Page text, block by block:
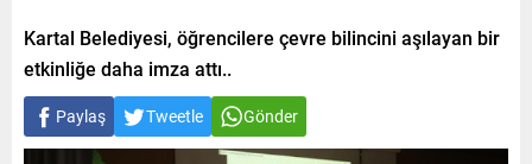
Kartal Belediyesi, öğrencilere çevre bilincini aşılayan bir
etkinliğe daha imza attı..
Paylaş Tweetle Gönder